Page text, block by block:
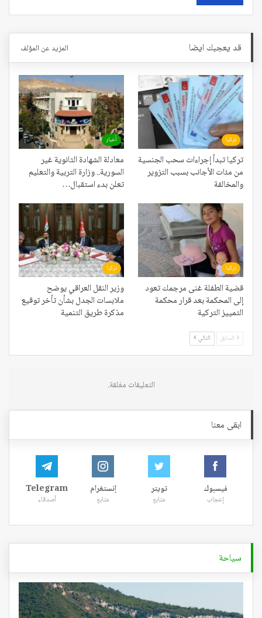
قد يعجبك ايضا المزيد عن المؤلف
تركيا
تركيا تبدأ إجراءات سحب الجنسية
من مئات الأجانب بسبب التزوير
والمخالفة
أخبار
معادلة الشهادة الثانوية غير
السورية.. وزارة التربية والتعليم
تعلن بدء استقبال…
تركيا
قضية الطفلة غنى مرجمك تعود
إلى المحكمة بعد قرار محكمة
التمييز التركية
تركيا
وزير النقل العراقي يوضح
ملابسات الجدل بشأن تأخر توقيع
مذكرة طريق التنمية
السابق التالي
التعليقات مغلقة.
ابقى معنا
فيسبوك
إعجاب
تويتر
متابع
إنستغرام
متابع
Telegram
أصدقاء
سياحة